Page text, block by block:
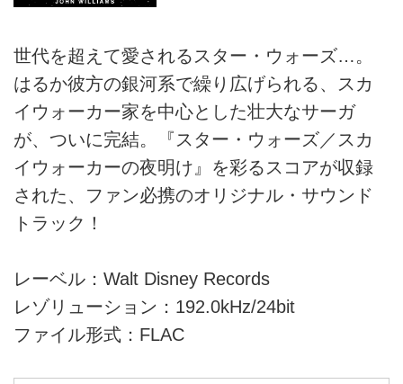
世代を超えて愛されるスター・ウォーズ…。
はるか彼方の銀河系で繰り広げられる、スカ
イウォーカー家を中心とした壮大なサーガ
が、ついに完結。『スター・ウォーズ／スカ
イウォーカーの夜明け』を彩るスコアが収録
された、ファン必携のオリジナル・サウンド
トラック！
レーベル：Walt Disney Records
レゾリューション：192.0kHz/24bit
ファイル形式：FLAC